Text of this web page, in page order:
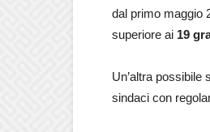
dal primo maggio
superiore ai 19
Un’altra possibile
sindaci con